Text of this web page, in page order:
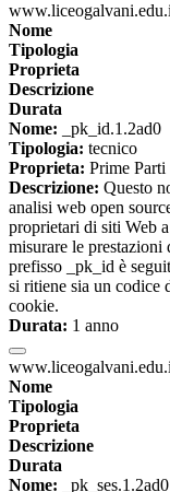
Nome
Tipologia
Proprieta
Descrizione
Durata
Nome: _pk_id.1.2ad0
Tipologia: tecnico
Proprieta: Prime Parti
Descrizione: Questo
analisi web open
proprietari di siti Web
misurare le
prefisso _pk_id è
si ritiene sia un codice
cookie.
Durata: 1 anno
Nome
Tipologia
Proprieta
Descrizione
Durata
Nome: _pk_ses.1.2ad0